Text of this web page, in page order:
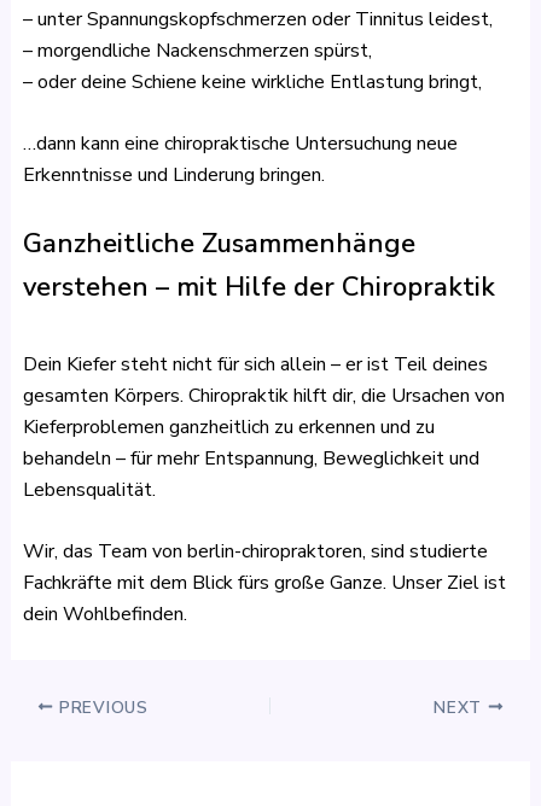
– unter Spannungskopfschmerzen oder Tinnitus leidest,
– morgendliche Nackenschmerzen spürst,
– oder deine Schiene keine wirkliche Entlastung bringt,
…dann kann eine chiropraktische Untersuchung neue
Erkenntnisse und Linderung bringen.
Ganzheitliche Zusammenhänge
verstehen – mit Hilfe der Chiropraktik
Dein Kiefer steht nicht für sich allein – er ist Teil deines
gesamten Körpers. Chiropraktik hilft dir, die Ursachen von
Kieferproblemen ganzheitlich zu erkennen und zu
behandeln – für mehr Entspannung, Beweglichkeit und
Lebensqualität.
Wir, das Team von berlin-chiropraktoren, sind studierte
Fachkräfte mit dem Blick fürs große Ganze. Unser Ziel ist
dein Wohlbefinden.
PREVIOUS NEXT